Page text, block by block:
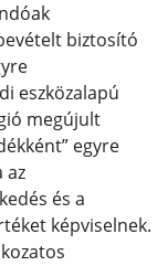
biztosító
eszközalapú
megújult
egyre
az
és a
képviselnek.